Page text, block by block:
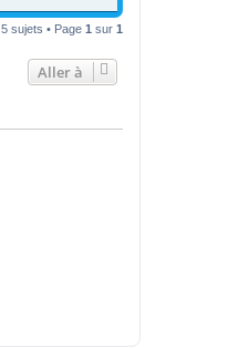
5 sujets • Page 1 sur 1
Aller à